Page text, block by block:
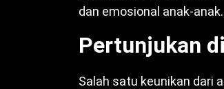
dan emosional anak-anak.
Pertunjukan
Salah satu keunikan dari